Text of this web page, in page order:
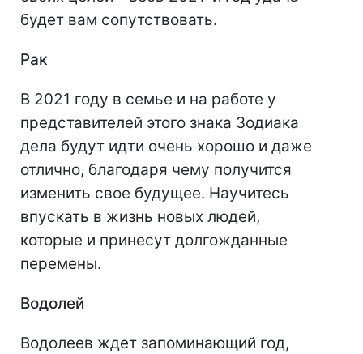
будет вам сопутствовать.
Рак
В 2021 году в семье и на работе у
представителей этого знака Зодиака
дела будут идти очень хорошо и даже
отлично, благодаря чему получится
изменить свое будущее. Научитесь
впускать в жизнь новых людей,
которые и принесут долгожданные
перемены.
Водолей
Водолеев ждет запоминающий год,